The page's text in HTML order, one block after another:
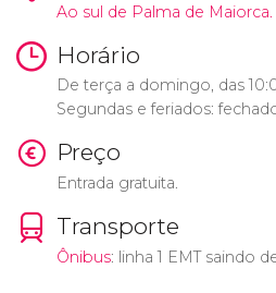
Ao sul de Palma de Maiorca.
Horário
De terça a domingo, das
Segundas e feriados:
Preço
Entrada gratuita.
Transporte
Ônibus: linha 1 EMT saindo